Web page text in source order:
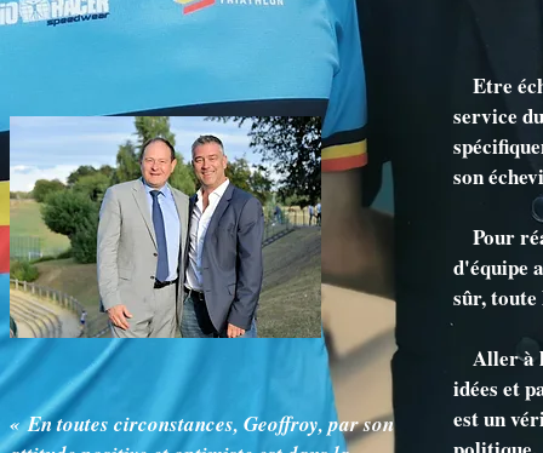
E.G
« En toutes circonstances, Geoffroy, par son
Etre
service
son
Pour
d'équipe
sûr,
Aller à
idées et
est un